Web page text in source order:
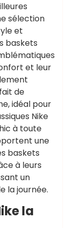
sélection
et
baskets
et leur
de
idéal pour
Nike
à toute
une
baskets
à leurs
un
la journée.
la